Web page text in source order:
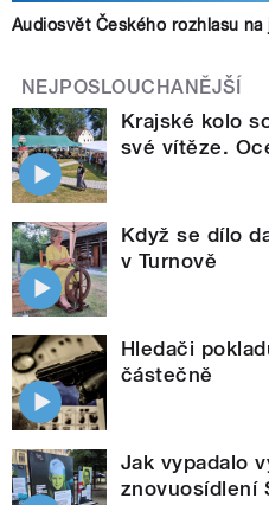
Audiosvět Českého rozhlasu
NEJPOSLOUCHANĚJŠÍ
Krajské kolo
své vítěze.
Když se dílo
v Turnově
Hledači
částečně
Jak vypadalo
znovuosídlení